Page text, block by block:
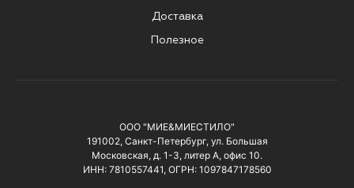
Доставка
Полезное
ООО "МИЕ&МИЕСТИЛО"
191002, Санкт-Петербург, ул. Большая
Московская, д. 1-3, литер А, офис 10.
ИНН: 7810557441, ОГРН: 1097847178560